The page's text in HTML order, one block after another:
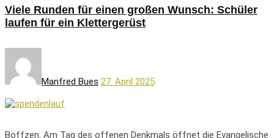
Viele Runden für einen großen Wunsch: Schüler
laufen für ein Klettergerüst
Manfred Bues 27. April 2025
Boffzen. Am Tag des offenen Denkmals öffnet die Evangelische